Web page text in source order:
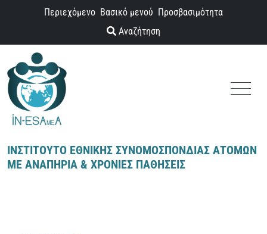
Παράκαμψη προς το περιεχόμενο
Περιεχόμενο Βασικό μενού Προσβασιμότητα
Αναζήτηση
ΙΝΣΤΙΤΟΥΤΟ ΕΘΝΙΚΗΣ ΣΥΝΟΜΟΣΠΟΝΔΙΑΣ ΑΤΟΜΩΝ
ΜΕ ΑΝΑΠΗΡΙΑ & ΧΡΟΝΙΕΣ ΠΑΘΗΣΕΙΣ